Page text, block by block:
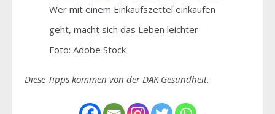
Wer mit einem Einkaufszettel einkaufen
geht, macht sich das Leben leichter
Foto: Adobe Stock
Diese Tipps kommen von der DAK Gesundheit.